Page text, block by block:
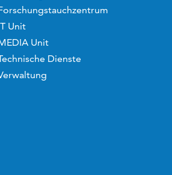
Unit
Unit
Dienste